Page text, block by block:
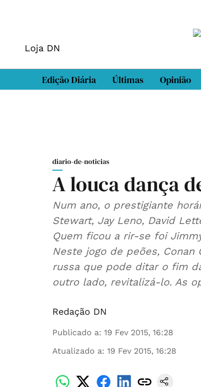
Loja DN
Edição Diária Últimas Opinião
diario-de-noticias
A louca dança
Num ano, o prestigiante
Stewart, Jay Leno, David
Quem ficou a rir-se foi
Neste jogo de peões,
russa que pode ditar o fim
outro lado, revitalizá-lo. As
Redação DN
Publicado a: 19 Fev 2015, 16:28
Atualizado a: 19 Fev 2015, 16:28